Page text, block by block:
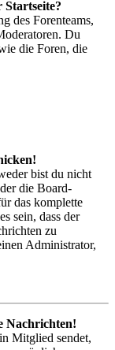
Startseite?
des Forenteams,
Du
die Foren, die
bist du nicht
die Board-
das komplette
sein, dass der
zu
Administrator,
Nachrichten!
Mitglied sendet,